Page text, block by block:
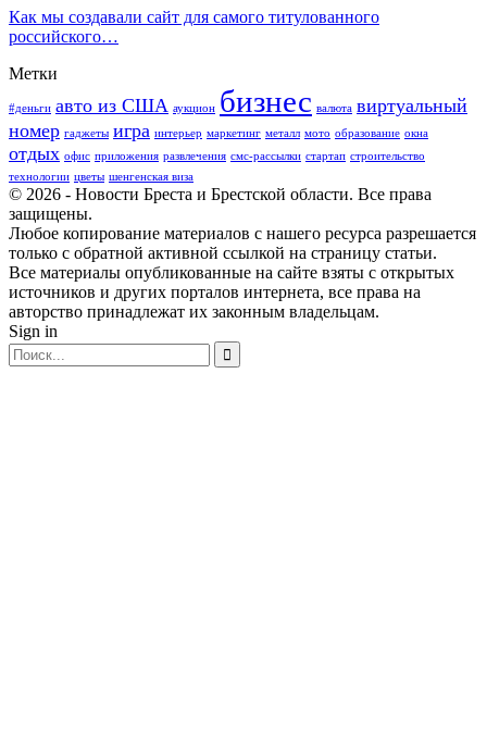
Как мы создавали сайт для самого титулованного
российского…
Метки
#деньги авто из США аукцион бизнес валюта виртуальный
номер гаджеты игра интерьер маркетинг металл мото образование окна
отдых офис приложения развлечения смс-рассылки стартап строительство
технологии цветы шенгенская виза
© 2026 - Новости Бреста и Брестской области. Все права
защищены.
Любое копирование материалов с нашего ресурса разрешается
только с обратной активной ссылкой на страницу статьи.
Все материалы опубликованные на сайте взяты с открытых
источников и других порталов интернета, все права на
авторство принадлежат их законным владельцам.
Sign in